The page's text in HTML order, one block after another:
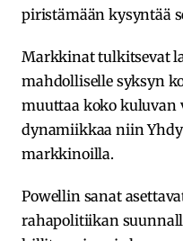
piristämään kysyntää
Markkinat tulkitsevat
mahdolliselle syksyn
muuttaa koko kuluvan
dynamiikkaa niin
markkinoilla.
Powellin sanat
rahapolitiikan